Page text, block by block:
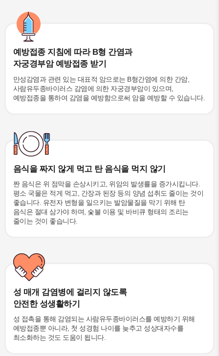
예방접종 지침에 따라 B형 간염과
자궁경부암 예방접종 받기
만성감염과 관련 있는 대표적 암으로는 B형간염에 의한 간암,
사람유두종바이러스 감염에 의한 자궁경부암이 있으며,
예방접종을 통하여 감염을 예방함으로써 암을 예방할 수 있습니다.
음식을 짜지 않게 먹고 탄 음식을 먹지 않기
짠 음식은 위 점막을 손상시키고, 위암의 발생률을 증가시킵니다.
평소 국물은 적게 먹고, 간장과 된장 등의 양념 섭취도 줄이는 것이
좋습니다. 유전자 변형을 일으키는 발암물질을 막기 위해 탄
음식은 절대 삼가야 하며, 숯불 이용 및 바비큐 형태의 조리는
줄이는 것이 좋습니다.
성 매개 감염병에 걸리지 않도록
안전한 성생활하기
성 접촉을 통해 감염되는 사람유두종바이러스를 예방하기 위해
예방접종뿐 아니라, 첫 성경험 나이를 늦추고 성상대자수를
최소화하는 것도 도움이 됩니다.